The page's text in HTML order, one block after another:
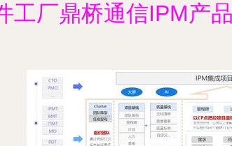
工厂鼎桥通信IPM产